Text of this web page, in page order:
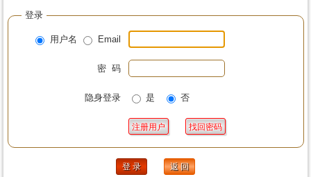
登录
用户名 Email
密 码
隐身登录 是 否